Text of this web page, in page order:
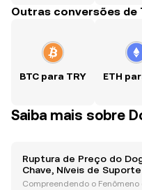
Outras conversões de
BTC para TRY ETH
Saiba mais sobre
Ruptura de Preço do
Chave, Níveis de
Observar Agora
Compreendendo o Fenômeno